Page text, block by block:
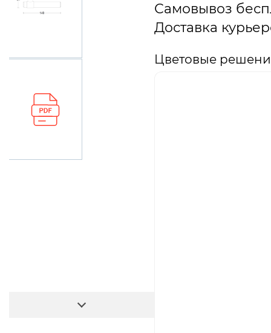
Самовывоз
Доставка
Цветовые